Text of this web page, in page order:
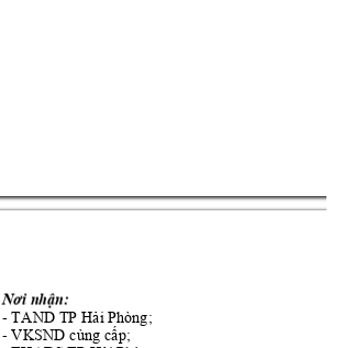
Nơi nhận:
- TAND TP Hải Phòng;
- VKSND cùng cấp;